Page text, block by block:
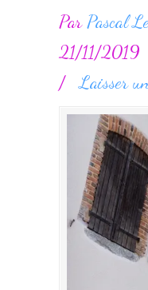
Par Pascal
21/11/2019
/Laisser